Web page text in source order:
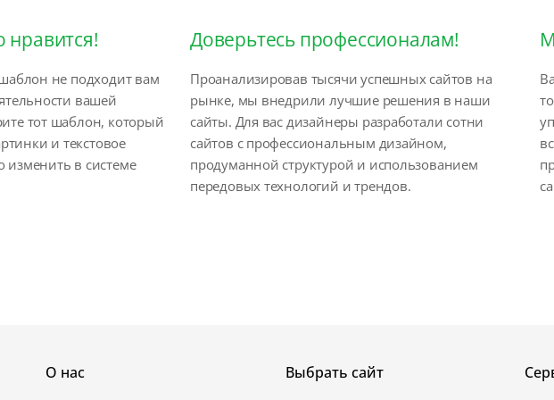
нравится!
не подходит вам
вашей
тот шаблон, который
и текстовое
в системе
Доверьтесь профессионалам!
Проанализировав тысячи успешных сайтов на
рынке, мы внедрили лучшие решения в наши
сайты. Для вас дизайнеры разработали сотни
сайтов с профессиональным дизайном,
продуманной структурой и использованием
передовых технологий и трендов.
О нас Выбрать сайт